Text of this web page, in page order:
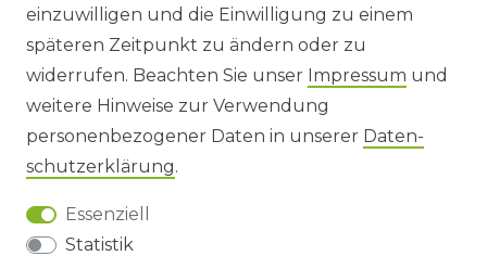
IMPRESSUM
AGB UND KUNDENINFORMATIONEN
DATENSCHUTZERKLÄRUNG
BARRIEREFREIHEIT
einzuwilligen und die Einwilligung zu einem
späteren Zeitpunkt zu ändern oder zu
widerrufen. Beachten Sie unser Impressum und
weitere Hinweise zur Verwendung
personenbezogener Daten in unserer Daten­
schutz­erklärung.
Essenziell
Statistik